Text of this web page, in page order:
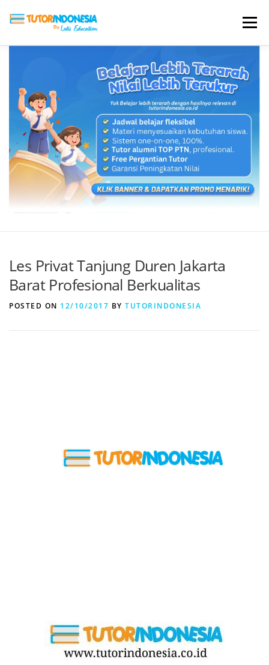
Menu
ABOUT US JADI PENGAJAR
BIAYA LES TESTIMONI PROFIL ALUMNI
BLOG DAFTAR SEKOLAH
Les Privat Tanjung Duren Jakarta
Barat Profesional Berkualitas
POSTED ON 12/10/2017 BY TUTORINDONESIA